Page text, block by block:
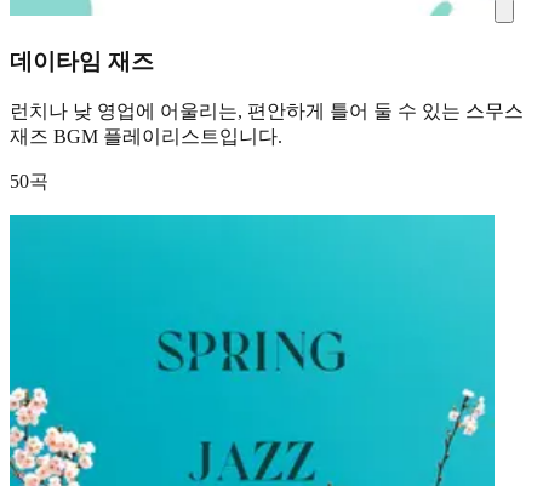
데이타임 재즈
런치나 낮 영업에 어울리는, 편안하게 틀어 둘 수 있는 스무스
재즈 BGM 플레이리스트입니다.
50곡